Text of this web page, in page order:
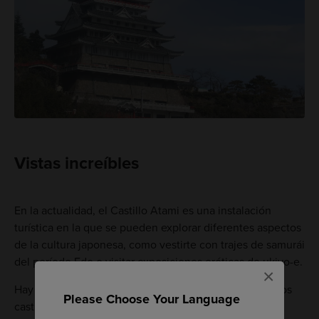
Please Choose Your Language
×
Vistas increíbles
En la actualidad, el Castillo Atami es una instalación
turística en la que se pueden explorar diferentes aspectos
de la cultura japonesa, como vestirte con trajes de samurái
del período Edo o visitar exposiciones eróticas de ukiyo-e.
Hay una exposición en la que se rinde homenaje a otros
castillos históricos de Japón.